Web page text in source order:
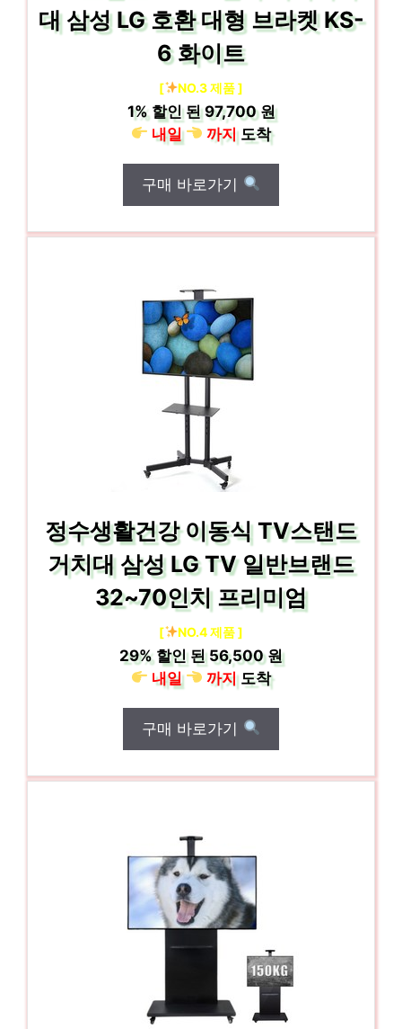
대 삼성 LG 호환 대형 브라켓 KS-
6 화이트
[ NO.3 제품 ]
1%할인 된97,700 원
내일
까지도착
구매 바로가기
정수생활건강 이동식 TV스탠드
거치대 삼성 LG TV 일반브랜드
32~70인치 프리미엄
[ NO.4 제품 ]
29% 할인 된56,500 원
내일
까지도착
구매 바로가기